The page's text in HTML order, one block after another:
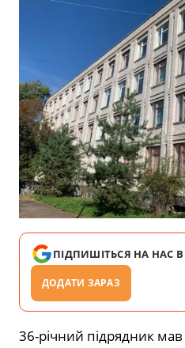
ПІДПИШІТЬСЯ НА НАС В
ДОДАТИ ЗАРАЗ
36-річний підрядник мав